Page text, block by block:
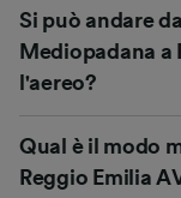
Si può andare
Mediopadana a
l'aereo?
Qual è il modo
Reggio Emilia